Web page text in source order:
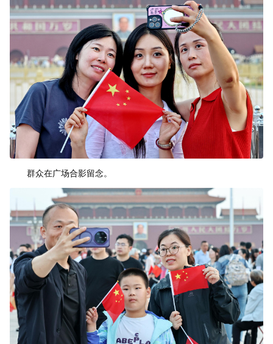
群众在广场合影留念。